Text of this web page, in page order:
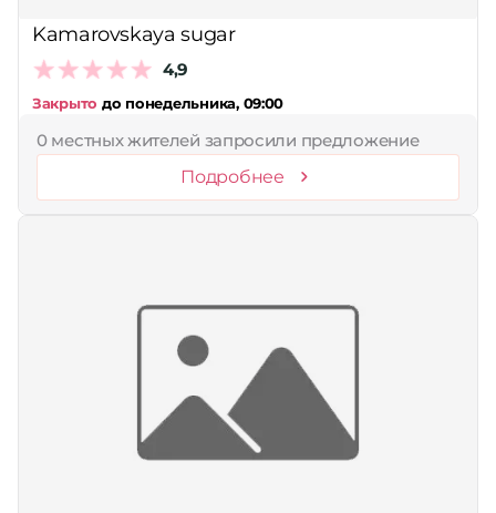
Kamarovskaya sugar
4,9
Закрыто до понедельника, 09:00
0 местных жителей запросили предложение
Подробнее